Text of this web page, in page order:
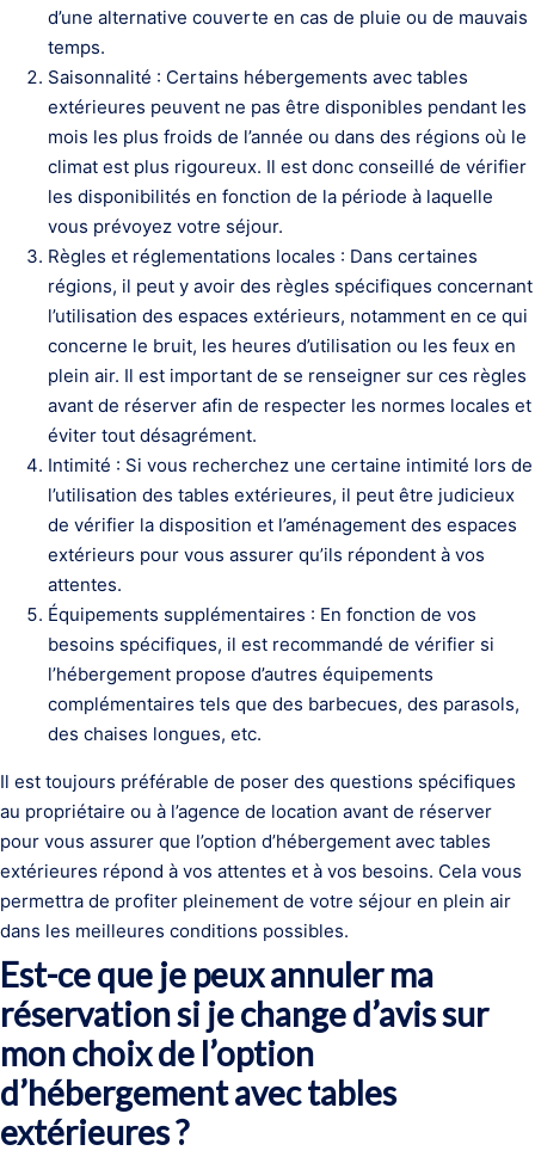
d’une alternative couverte en cas de pluie ou de mauvais
temps.
Saisonnalité : Certains hébergements avec tables
extérieures peuvent ne pas être disponibles pendant les
mois les plus froids de l’année ou dans des régions où le
climat est plus rigoureux. Il est donc conseillé de vérifier
les disponibilités en fonction de la période à laquelle
vous prévoyez votre séjour.
Règles et réglementations locales : Dans certaines
régions, il peut y avoir des règles spécifiques concernant
l’utilisation des espaces extérieurs, notamment en ce qui
concerne le bruit, les heures d’utilisation ou les feux en
plein air. Il est important de se renseigner sur ces règles
avant de réserver afin de respecter les normes locales et
éviter tout désagrément.
Intimité : Si vous recherchez une certaine intimité lors de
l’utilisation des tables extérieures, il peut être judicieux
de vérifier la disposition et l’aménagement des espaces
extérieurs pour vous assurer qu’ils répondent à vos
attentes.
Équipements supplémentaires : En fonction de vos
besoins spécifiques, il est recommandé de vérifier si
l’hébergement propose d’autres équipements
complémentaires tels que des barbecues, des parasols,
des chaises longues, etc.
Il est toujours préférable de poser des questions spécifiques
au propriétaire ou à l’agence de location avant de réserver
pour vous assurer que l’option d’hébergement avec tables
extérieures répond à vos attentes et à vos besoins. Cela vous
permettra de profiter pleinement de votre séjour en plein air
dans les meilleures conditions possibles.
Est-ce que je peux annuler ma
réservation si je change d’avis sur
mon choix de l’option
d’hébergement avec tables
extérieures ?